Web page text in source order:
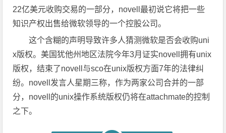
22亿美元收购交易的一部分，novell最初说它将把一些
知识产权出售给微软领导的一个控股公司。
这个含糊的声明导致许多人猜测微软是否会收购uni
x版权。美国犹他州地区法院今年3月证实novell拥有unix
版权，结束了novell与sco在unix版权方面7年的法律纠
纷。novell发言人星期三称，作为两家公司合并的一部
分，novell的unix操作系统版权仍将在attachmate的控制
之下。